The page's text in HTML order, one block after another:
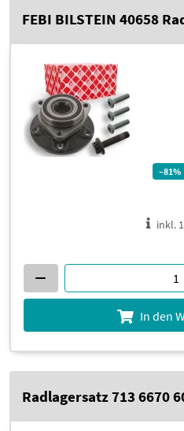
FEBI BILSTEIN 40658
–81%
inkl.
In den
Radlagersatz 713 6670